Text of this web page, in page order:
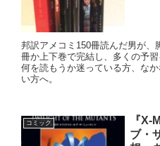
邦訳アメコミ150冊読んだ男が、
冊か上下巻で完結し、多くの予
何を読もうか迷っている方、な
い方へ。
コミック
『X-
ブ・